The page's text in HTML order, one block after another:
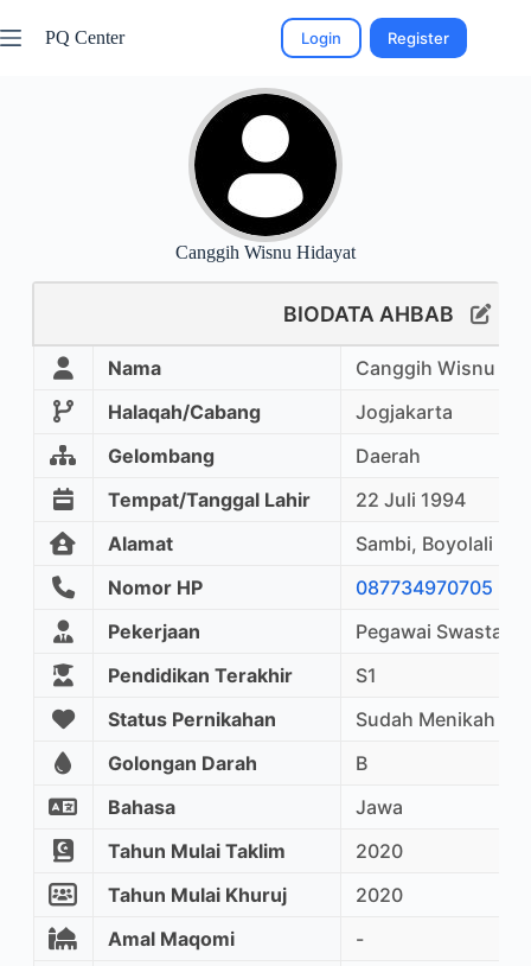
PQ Center Login Register
Canggih Wisnu Hidayat
BIODATA AHBAB
Nama
Canggih Wisnu
Halaqah/Cabang
Jogjakarta
Gelombang
Daerah
Tempat/Tanggal Lahir
22 Juli 1994
Alamat
Sambi, Boyolali
Nomor HP
087734970705
Pekerjaan
Pegawai Swasta
Pendidikan Terakhir
S1
Status Pernikahan
Sudah Menikah
Golongan Darah
B
Bahasa
Jawa
Tahun Mulai Taklim
2020
Tahun Mulai Khuruj
2020
Amal Maqomi
-